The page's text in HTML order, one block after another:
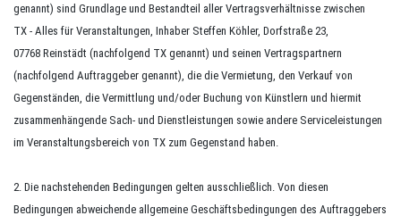
genannt) sind Grundlage und Bestandteil aller Vertragsverhältnisse zwischen
TX - Alles für Veranstaltungen, Inhaber Steffen Köhler, Dorfstraße 23,
07768 Reinstädt (nachfolgend TX genannt) und seinen Vertragspartnern
(nachfolgend Auftraggeber genannt), die die Vermietung, den Verkauf von
Gegenständen, die Vermittlung und/oder Buchung von Künstlern und hiermit
zusammenhängende Sach- und Dienstleistungen sowie andere Serviceleistungen
im Veranstaltungsbereich von TX zum Gegenstand haben.
2. Die nachstehenden Bedingungen gelten ausschließlich. Von diesen
Bedingungen abweichende allgemeine Geschäftsbedingungen des Auftraggebers